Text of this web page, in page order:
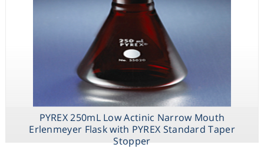
PYREX 250mL Low Actinic Narrow Mouth
Erlenmeyer Flask with PYREX Standard Taper
Stopper